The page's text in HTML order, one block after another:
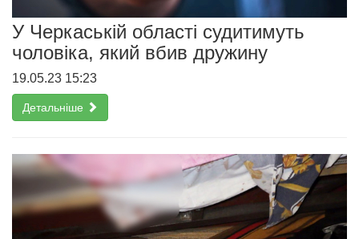
У Черкаській області судитимуть
чоловіка, який вбив дружину
19.05.23 15:23
Детальніше